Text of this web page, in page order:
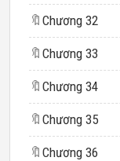
🔖 Chương 32
🔖 Chương 33
🔖 Chương 34
🔖 Chương 35
🔖 Chương 36